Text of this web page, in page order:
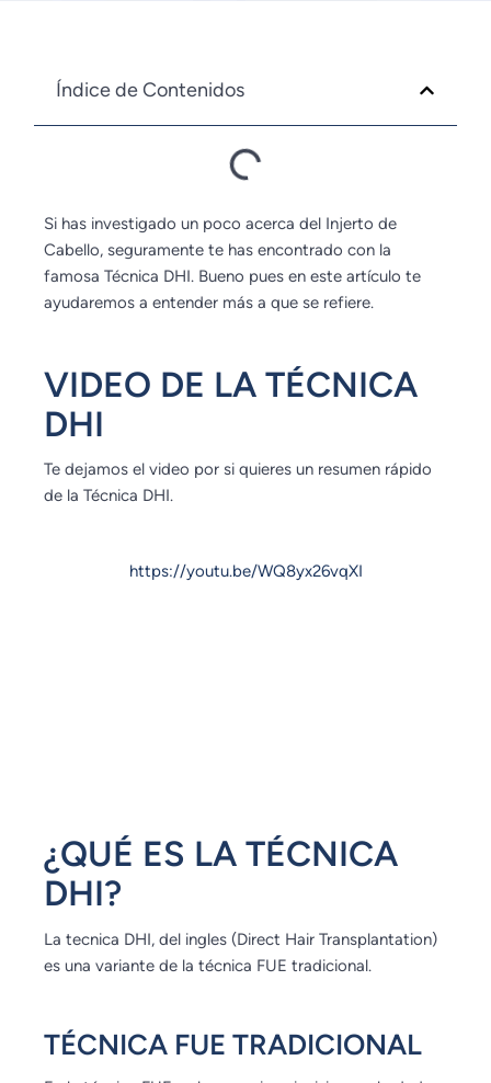
Índice de Contenidos
Si has investigado un poco acerca del Injerto de
Cabello, seguramente te has encontrado con la
famosa Técnica DHI. Bueno pues en este artículo te
ayudaremos a entender más a que se refiere.
VIDEO DE LA TÉCNICA
DHI
Te dejamos el video por si quieres un resumen rápido
de la Técnica DHI.
https://youtu.be/WQ8yx26vqXI
¿QUÉ ES LA TÉCNICA
DHI?
La tecnica DHI, del ingles (Direct Hair Transplantation)
es una variante de la técnica FUE tradicional.
TÉCNICA FUE TRADICIONAL